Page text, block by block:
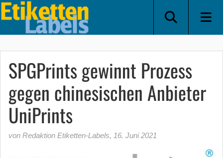
SPGPrints gewinnt Prozess
gegen chinesischen Anbieter
UniPrints
von Redaktion Etiketten-Labels, 16. Juni 2021